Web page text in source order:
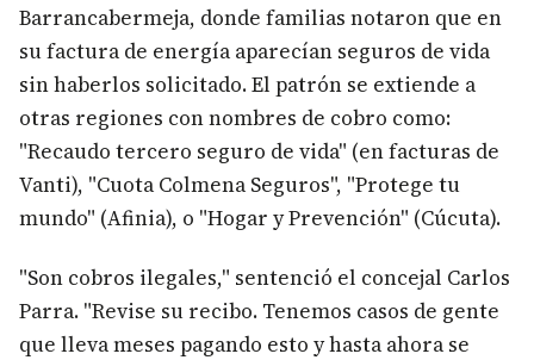
Barrancabermeja, donde familias notaron que en
su factura de energía aparecían seguros de vida
sin haberlos solicitado. El patrón se extiende a
otras regiones con nombres de cobro como:
"Recaudo tercero seguro de vida" (en facturas de
Vanti), "Cuota Colmena Seguros", "Protege tu
mundo" (Afinia), o "Hogar y Prevención" (Cúcuta).
"Son cobros ilegales," sentenció el concejal Carlos
Parra. "Revise su recibo. Tenemos casos de gente
que lleva meses pagando esto y hasta ahora se